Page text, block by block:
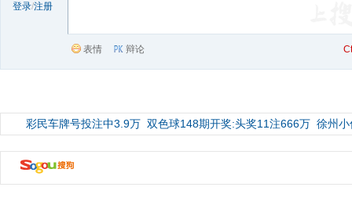
登录/注册
表情 辩论
彩民车牌号投注中3.9万 双色球148期开奖:头奖11注666万 徐州